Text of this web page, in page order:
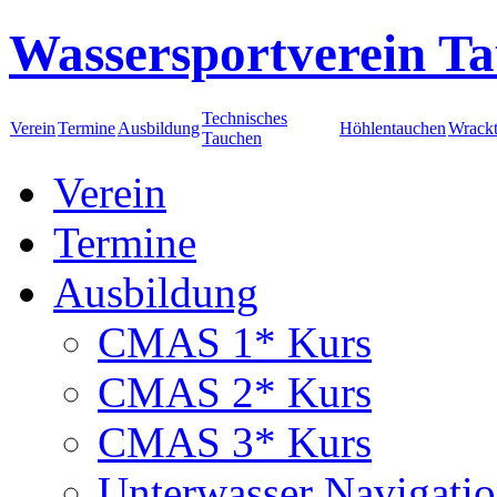
Wassersportverein
VereinTermineAusbildung
Technisches
Tauchen
Höhlentauchen
Verein
Termine
Ausbildung
CMAS 1* Kurs
CMAS 2* Kurs
CMAS 3* Kurs